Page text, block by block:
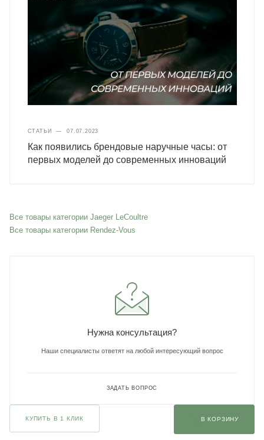
СТАТЬИ — 07.07.2023
Как появились брендовые наручные часы: от
первых моделей до современных инноваций
Все товары категории Jaeger LeCoultre
Все товары категории Rendez-Vous
Нужна консультация?
Наши специалисты ответят на любой интересующий вопрос
ЗАДАТЬ ВОПРОС
КУПИТЬ В 1 КЛИК В КОРЗИНУ